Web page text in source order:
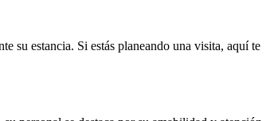
su estancia. Si estás planeando una visita, aquí te